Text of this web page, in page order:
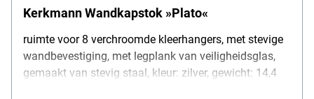
Kerkmann Wandkapstok »Plato«
ruimte voor 8 verchroomde kleerhangers, met stevige
wandbevestiging, met legplank van veiligheidsglas,
gemaakt van stevig staal, kleur: zilver, gewicht: 14,4